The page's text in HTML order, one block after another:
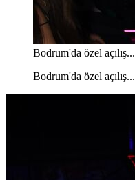
Bodrum'da özel açılış...
Bodrum'da özel açılış...